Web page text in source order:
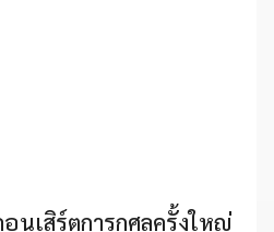
นเสิร์ตการกุศลครั้งใหญ่